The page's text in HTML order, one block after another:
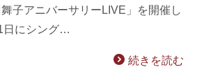
子アニバーサリーLIVE」を開催し
日にシング…
続きを読む